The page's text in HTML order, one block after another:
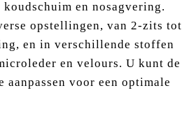
en nosagvering.
opstellingen, van 2-zits tot
en in verschillende stoffen
en velours. U kunt de
aanpassen voor een optimale